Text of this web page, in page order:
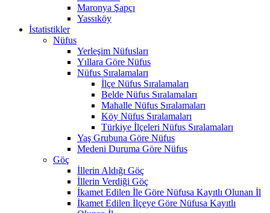
Maronya Şapçı
Yassıköy
İstatistikler
Nüfus
Yerleşim Nüfusları
Yıllara Göre Nüfus
Nüfus Sıralamaları
İlçe Nüfus Sıralamaları
Belde Nüfus Sıralamaları
Mahalle Nüfus Sıralamaları
Köy Nüfus Sıralamaları
Türkiye İlçeleri Nüfus Sıralamaları
Yaş Grubuna Göre Nüfus
Medeni Duruma Göre Nüfus
Göç
İllerin Aldığı Göç
İllerin Verdiği Göç
İkamet Edilen İle Göre Nüfusa Kayıtlı Olunan İl
İkamet Edilen İlçeye Göre Nüfusa Kayıtlı